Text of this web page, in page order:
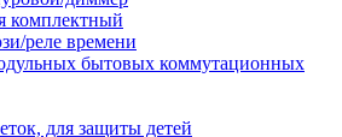
комплектный
реле времени
бытовых коммутационных
для защиты детей